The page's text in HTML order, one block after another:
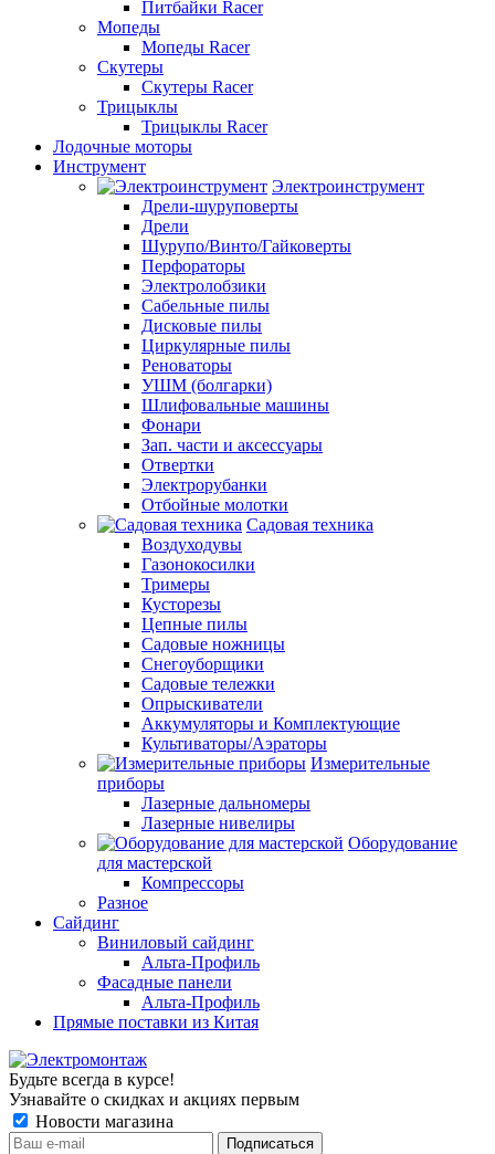
Питбайки Racer
Мопеды
Мопеды Racer
Скутеры
Скутеры Racer
Трицыклы
Трицыклы Racer
Лодочные моторы
Инструмент
Электроинструмент
Дрели-шуруповерты
Дрели
Шурупо/Винто/Гайковерты
Перфораторы
Электролобзики
Сабельные пилы
Дисковые пилы
Циркулярные пилы
Реноваторы
УШМ (болгарки)
Шлифовальные машины
Фонари
Зап. части и аксессуары
Отвертки
Электрорубанки
Отбойные молотки
Садовая техника
Воздуходувы
Газонокосилки
Тримеры
Кусторезы
Цепные пилы
Садовые ножницы
Снегоуборщики
Садовые тележки
Опрыскиватели
Аккумуляторы и Комплектующие
Культиваторы/Аэраторы
Измерительные
приборы
Лазерные дальномеры
Лазерные нивелиры
Оборудование
для мастерской
Компрессоры
Разное
Сайдинг
Виниловый сайдинг
Альта-Профиль
Фасадные панели
Альта-Профиль
Прямые поставки из Китая
Будьте всегда в курсе!
Узнавайте о скидках и акциях первым
Новости магазина